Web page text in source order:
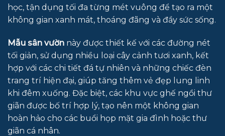
học, tận dụng tối đa từng mét vuông để tạo ra một
không gian xanh mát, thoáng đãng và đầy sức sống.
Mẫu sân vườn này được thiết kế với các đường nét
tối giản, sử dụng nhiều loại cây cảnh tươi xanh, kết
hợp với các chi tiết đá tự nhiên và những chiếc đèn
trang trí hiện đại, giúp tăng thêm vẻ đẹp lung linh
khi đêm xuống. Đặc biệt, các khu vực ghế ngồi thư
giãn được bố trí hợp lý, tạo nên một không gian
hoàn hảo cho các buổi họp mặt gia đình hoặc thư
giãn cá nhân.